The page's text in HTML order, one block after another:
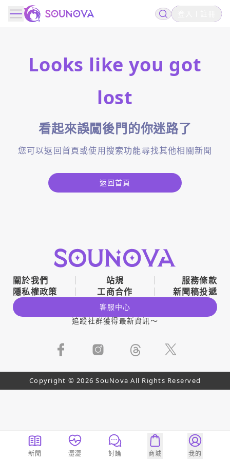
Looks like you got
lost
看起來誤闖後門的你迷路了
您可以返回首頁或使用搜索功能尋找其他相關新聞
返回首頁
關於我們 站規
服務條款
隱私權政策
工商合作 新聞稿投遞
客服中心
追蹤社群獲得最新資訊～
Copyright © 2026 SouNova All Rights Reserved
新聞 澀澀 討論 商城 我的